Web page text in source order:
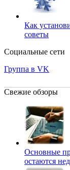
Как
советы
Социальные сети
Группа в VK
Свежие обзоры
Основные
остаются